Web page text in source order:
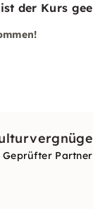
der Kurs
Geprüfter Partner